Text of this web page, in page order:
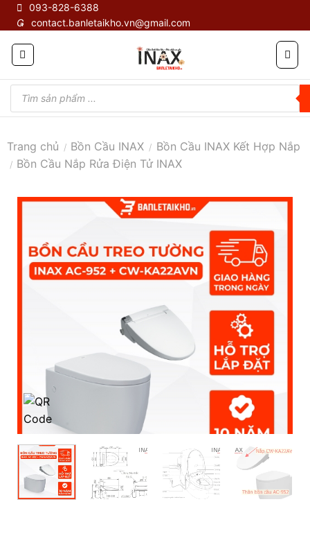
Skip
content
093-828-6388
contact.banletaikho.vn@gmail.com
Tìm
kiếm
phẩm
Trang chủ / Bồn Cầu INAX / Bồn Cầu INAX Kết Hợp Nắp
/ Bồn Cầu Nắp Rửa Điện Tử INAX